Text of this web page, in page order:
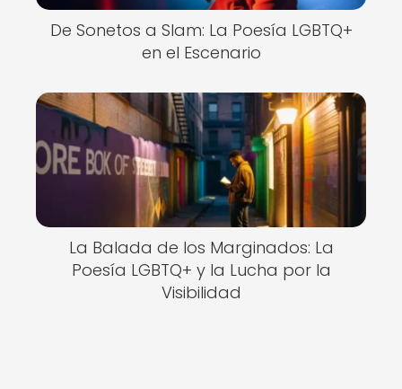
De Sonetos a Slam: La Poesía LGBTQ+
en el Escenario
La Balada de los Marginados: La
Poesía LGBTQ+ y la Lucha por la
Visibilidad